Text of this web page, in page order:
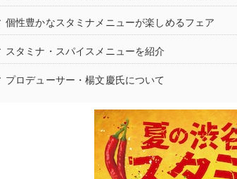
個性豊かなスタミナメニューが楽しめるフェア
スタミナ・スパイスメニューを紹介
プロデューサー・楊文慶氏について